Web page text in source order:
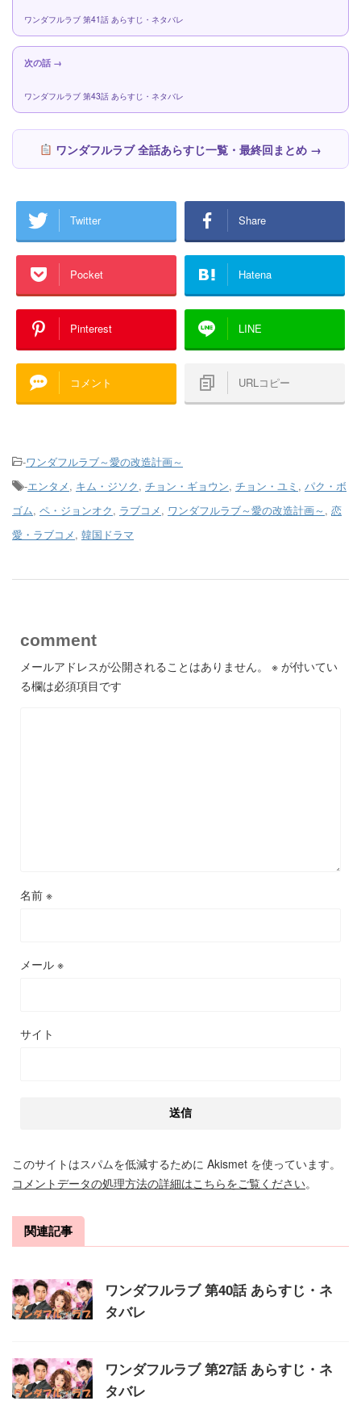
ワンダフルラブ 第41話 あらすじ・ネタバレ
次の話 →
ワンダフルラブ 第43話 あらすじ・ネタバレ
ワンダフルラブ 全話あらすじ一覧・最終回まとめ →
Twitter Share
Pocket Hatena
Pinterest LINE
コメント URLコピー
-ワンダフルラブ～愛の改造計画～
-エンタメ, キム・ジソク, チョン・ギョウン, チョン・ユミ , パク・ボ
ゴム, ペ・ジョンオク, ラブコメ, ワンダフルラブ～愛の改造計画～ , 恋
愛・ラブコメ, 韓国ドラマ
comment
メールアドレスが公開されることはありません。 ※ が付いてい
る欄は必須項目です
名前 ※
メール ※
サイト
このサイトはスパムを低減するために Akismet を使っています。
コメントデータの処理方法の詳細はこちらをご覧ください。
関連記事
ワンダフルラブ 第40話 あらすじ・ネ
タバレ
ワンダフルラブ 第27話 あらすじ・ネ
タバレ